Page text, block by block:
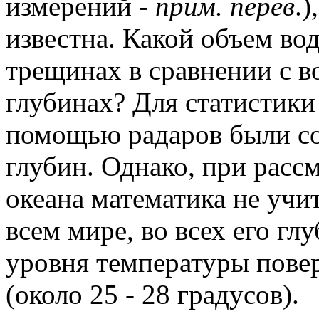
известна. Какой объем
трещинах в сравнении с
глубинах? Для
помощью радаров были
глубин. Однако, при
океана математика не
всем мире, во всех его
уровня температуры
(около 25 - 28 градусов).